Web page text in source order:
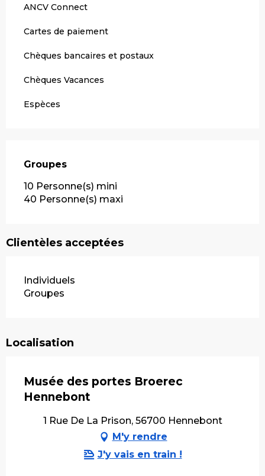
ANCV Connect
Cartes de paiement
Chèques bancaires et postaux
Chèques Vacances
Espèces
Groupes
Groupes
10 Personne(s) mini
40 Personne(s) maxi
Clientèles acceptées
Individuels
Groupes
Localisation
Musée des portes Broerec
Hennebont
1 Rue De La Prison, 56700 Hennebont
M'y rendre
J'y vais en train !